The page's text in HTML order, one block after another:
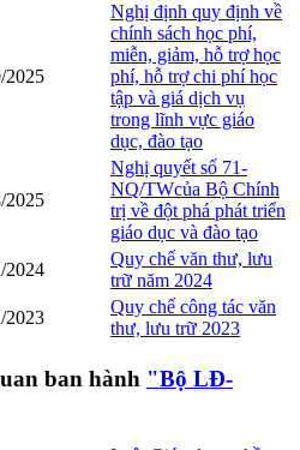
2025
Nghị định quy định về
chính sách học phí,
miễn, giảm, hỗ trợ học
phí, hỗ trợ chi phí học
tập và giá dịch vụ
trong lĩnh vực giáo
dục, đào tạo
2025
Nghị quyết số 71-
NQ/TWcủa Bộ Chính
trị về đột phá phát triển
giáo dục và đào tạo
2024
Quy chế văn thư, lưu
trữ năm 2024
2023
Quy chế công tác văn
thư, lưu trữ 2023
ban hành "Bộ LĐ-